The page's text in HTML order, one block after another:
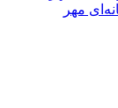
مهر